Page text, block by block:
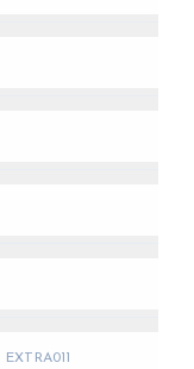
EXTRA011